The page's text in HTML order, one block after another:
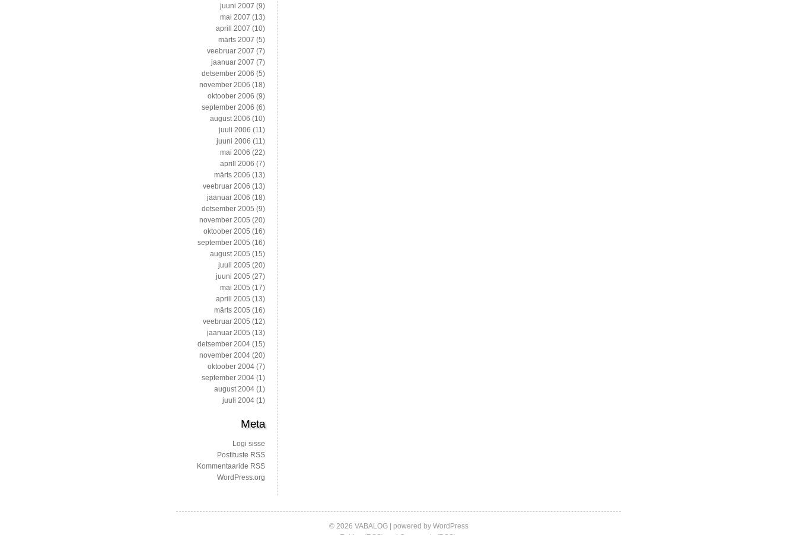
juuni 2007 (9)
mai 2007 (13)
aprill 2007 (10)
märts 2007 (5)
veebruar 2007 (7)
jaanuar 2007 (7)
detsember 2006 (5)
november 2006 (18)
oktoober 2006 (9)
september 2006 (6)
august 2006 (10)
juuli 2006 (11)
juuni 2006 (11)
mai 2006 (22)
aprill 2006 (7)
märts 2006 (13)
veebruar 2006 (13)
jaanuar 2006 (18)
detsember 2005 (9)
november 2005 (20)
oktoober 2005 (16)
september 2005 (16)
august 2005 (15)
juuli 2005 (20)
juuni 2005 (27)
mai 2005 (17)
aprill 2005 (13)
märts 2005 (16)
veebruar 2005 (12)
jaanuar 2005 (13)
detsember 2004 (15)
november 2004 (20)
oktoober 2004 (7)
september 2004 (1)
august 2004 (1)
juuli 2004 (1)
Meta
Logi sisse
Postituste RSS
Kommentaaride RSS
WordPress.org
© 2026 VABALOG | powered by WordPress